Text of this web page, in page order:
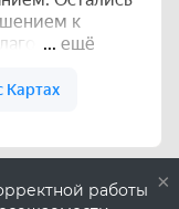
×
работы